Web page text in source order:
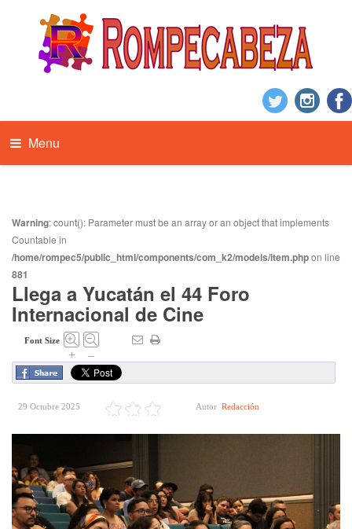
Menu
Warning: count(): Parameter must be an array or an object that implements
Countable in
/home/rompec5/public_html/components/com_k2/models/item.phpon line
881
Llega a Yucatán el 44 Foro
Internacional de Cine
Font Size
+ –
29 Octubre 2025 Autor Redacción